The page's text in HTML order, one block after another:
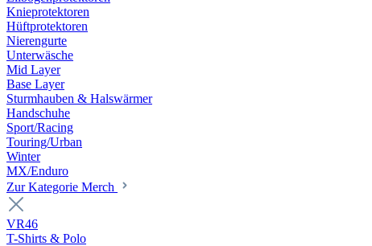
Knieprotektoren
Hüftprotektoren
Nierengurte
Unterwäsche
Mid Layer
Base Layer
Sturmhauben & Halswärmer
Handschuhe
Sport/Racing
Touring/Urban
Winter
MX/Enduro
Zur Kategorie Merch
VR46
T-Shirts & Polo